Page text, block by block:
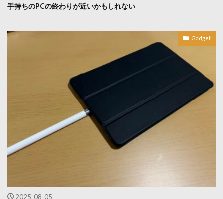
手持ちのPCの終わりが近いかもしれない
Gadget
2025-08-05